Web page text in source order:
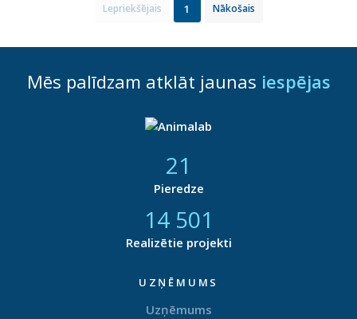
Lepriekšējais 1 Nākošais
Mēs palīdzam atklāt jaunas iespējas
21
Pieredze
14 877
Realizētie projekti
UZŅĒMUMS
Uzņēmums